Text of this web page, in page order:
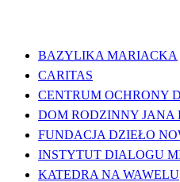
BAZYLIKA MARIACKA
CARITAS
CENTRUM OCHRONY
DOM RODZINNY JANA
FUNDACJA DZIEŁO
INSTYTUT DIALOGU
KATEDRA NA WAWELU